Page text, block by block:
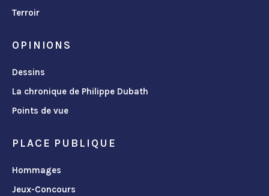
Terroir
OPINIONS
Dessins
La chronique de Philippe Dubath
Points de vue
PLACE PUBLIQUE
Hommages
Jeux-Concours